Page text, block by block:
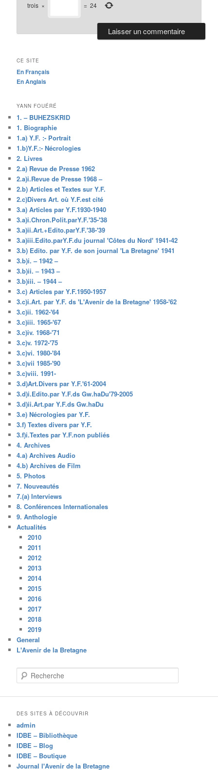
trois × = 24
CE SITE
En Français
En Anglais
YANN FOUÉRÉ
1. – BUHEZSKRID
1. Biographie
1.a) Y.F. :- Portrait
1.b)Y.F.:- Nécrologies
2. Livres
2.a) Revue de Presse 1962
2.a)i.Revue de Presse 1968 –
2.b) Articles et Textes sur Y.F.
2.c)Divers Art. où Y.F.est cité
3.a) Articles par Y.F.1930-1940
3.a)i.Chron.Polit.parY.F.'35-'38
3.a)ii.Art.+Edito.parY.F.'38-'39
3.a)iii.Edito.parY.F.du journal 'Côtes du Nord' 1941-42
3.b) Edito. par Y.F. de son journal 'La Bretagne' 1941
3.b)i. – 1942 –
3.b)ii. – 1943 –
3.b)iii. – 1944 –
3.c) Articles par Y.F.1950-1957
3.c)i.Art. par Y.F. ds 'L'Avenir de la Bretagne' 1958-'62
3.c)ii. 1962-'64
3.c)iii. 1965-'67
3.c)iv. 1968-'71
3.c)v. 1972-'75
3.c)vi. 1980-'84
3.c)vii 1985-'90
3.c)viii. 1991-
3.d)Art.Divers par Y.F.'61-2004
3.d)i.Edito.par Y.F.ds Gw.haDu'79-2005
3.d)ii.Art.par Y.F.ds Gw.haDu
3.e) Nécrologies par Y.F.
3.f) Textes divers par Y.F.
3.f)i.Textes par Y.F.non publiés
4. Archives
4.a) Archives Audio
4.b) Archives de Film
5. Photos
7. Nouveautés
7.(a) Interviews
8. Conférences Internationales
9. Anthologie
Actualités
2010
2011
2012
2013
2014
2015
2016
2017
2018
2019
General
L'Avenir de la Bretagne
e
c
h
e
DES SITES À DÉCOUVRIR
admin
IDBE – Bibliothèque
IDBE – Blog
IDBE – Boutique
Journal l'Avenir de la Bretagne